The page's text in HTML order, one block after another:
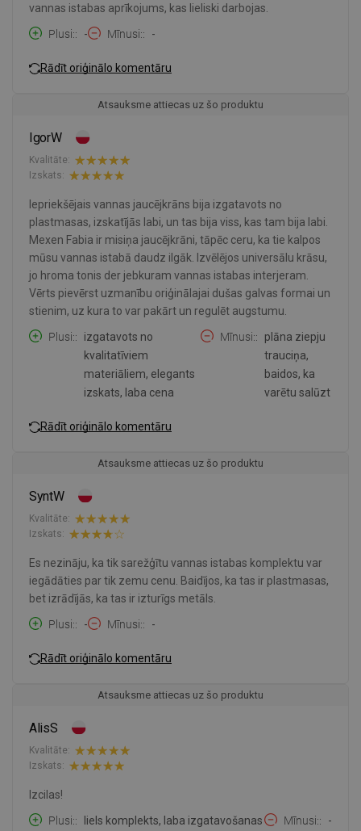
vannas istabas aprīkojums, kas lieliski darbojas.
Plusi:
- Mīnusi: -
Rādīt oriģinālo komentāru
Atsauksme attiecas uz šo produktu
IgorW
Kvalitāte:
Izskats:
Iepriekšējais vannas jaucējkrāns bija izgatavots no
plastmasas, izskatījās labi, un tas bija viss, kas tam bija labi.
Mexen Fabia ir misiņa jaucējkrāni, tāpēc ceru, ka tie kalpos
mūsu vannas istabā daudz ilgāk. Izvēlējos universālu krāsu,
jo hroma tonis der jebkuram vannas istabas interjeram.
Vērts pievērst uzmanību oriģinālajai dušas galvas formai un
stienim, uz kura to var pakārt un regulēt augstumu.
Plusi:
izgatavots no
kvalitatīviem
materiāliem, elegants
izskats, laba cena
Mīnusi:
plāna ziepju
trauciņa,
baidos, ka
varētu salūzt
Rādīt oriģinālo komentāru
Atsauksme attiecas uz šo produktu
SyntW
Kvalitāte:
Izskats:
Es nezināju, ka tik sarežģītu vannas istabas komplektu var
iegādāties par tik zemu cenu. Baidījos, ka tas ir plastmasas,
bet izrādījās, ka tas ir izturīgs metāls.
Plusi:
- Mīnusi: -
Rādīt oriģinālo komentāru
Atsauksme attiecas uz šo produktu
AlisS
Kvalitāte:
Izskats:
Izcilas!
Plusi:
liels komplekts, laba izgatavošanas
Mīnusi: -